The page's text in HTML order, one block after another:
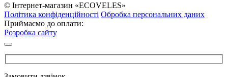
© Інтернет-магазин «ECOVELES»
Політика конфіденційності Обробка персональних даних
Приймаємо до оплати:
Розробка сайту